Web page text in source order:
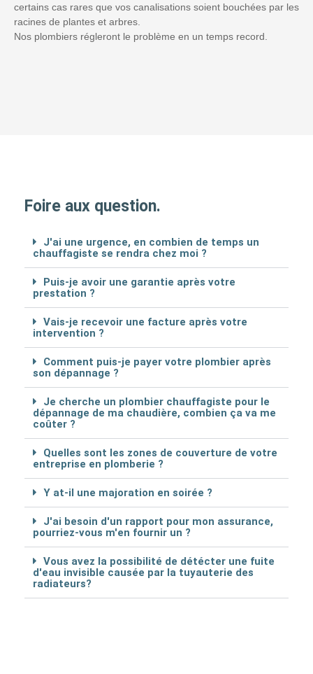
certains cas rares que vos canalisations soient bouchées par les
racines de plantes et arbres.
Nos plombiers régleront le problème en un temps record.
Foire aux question.
J'ai une urgence, en combien de temps un
chauffagiste se rendra chez moi ?
Puis-je avoir une garantie après votre
prestation ?
Vais-je recevoir une facture après votre
intervention ?
Comment puis-je payer votre plombier après
son dépannage ?
Je cherche un plombier chauffagiste pour le
dépannage de ma chaudière, combien ça va me
coûter ?
Quelles sont les zones de couverture de votre
entreprise en plomberie ?
Y at-il une majoration en soirée ?
J'ai besoin d'un rapport pour mon assurance,
pourriez-vous m'en fournir un ?
Vous avez la possibilité de détécter une fuite
d'eau invisible causée par la tuyauterie des
radiateurs?